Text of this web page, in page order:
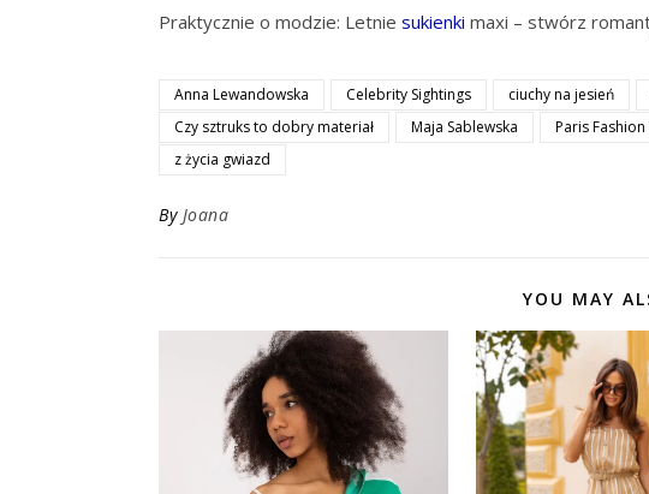
Praktycznie o modzie: Letnie sukienki maxi – stwórz
Anna Lewandowska Celebrity Sightings ciuchy na jesień
Czy sztruks to dobry materiał
Maja Sablewska Paris Fashion
z życia gwiazd
By Joana
YOU MAY